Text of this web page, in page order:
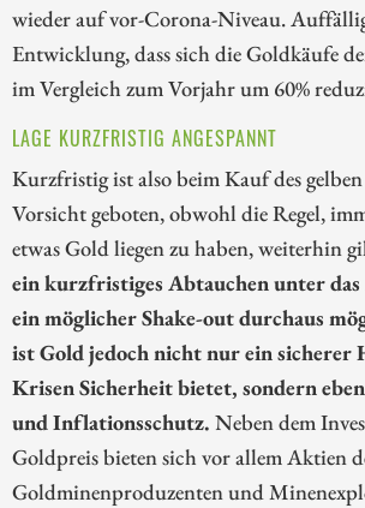
wieder auf vor-Corona-Niveau.
Entwicklung, dass sich die Goldkäufe
im Vergleich zum Vorjahr um 60%
LAGE KURZFRISTIG ANGESPANNT
Kurzfristig ist also beim Kauf des
Vorsicht geboten, obwohl die Regel,
etwas Gold liegen zu haben, weiterhin
ein kurzfristiges Abtauchen unter
ein möglicher Shake-out durchaus
ist Gold jedoch nicht nur ein sicherer
Krisen Sicherheit bietet, sondern
und Inflationsschutz. Neben dem
Goldpreis bieten sich vor allem Aktien
Goldminenproduzenten und